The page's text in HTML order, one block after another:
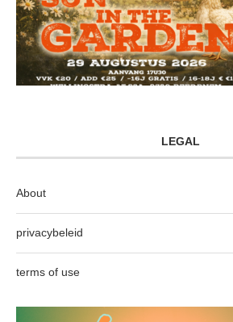
LEGAL
About
privacybeleid
terms of use